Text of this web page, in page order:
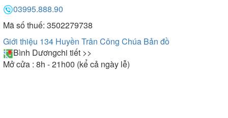
03995.888.90
Mã số thuế: 3502279738
Giới thiệu 134 Huyền Trân Công Chúa Bản đồ
Bình Dươngchi tiết >>
Mở cửa : 8h - 21h00 (kể cả ngày lễ)